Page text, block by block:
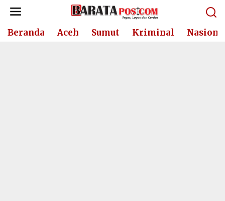
Lewati
konten
Beranda Aceh Sumut Kriminal